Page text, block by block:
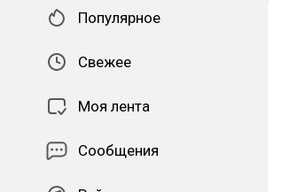
Популярное
Свежее
Моя лента
Сообщения